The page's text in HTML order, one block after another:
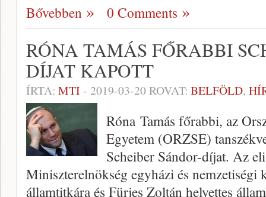
Bővebben 0 Comments
RÓNA TAMÁS FŐRABBI
DÍJAT KAPOTT
ÍRTA: MTI - 2019-03-20ROVAT: BELFÖLD,
Róna Tamás főrabbi, az
Egyetem (ORZSE)
Scheiber Sándor-díjat. Az
Miniszterelnökség egyházi és nemzetiségi
államtitkára és Fürjes Zoltán helyettes